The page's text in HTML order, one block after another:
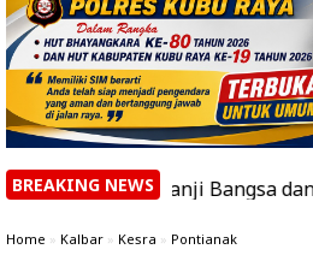
BREAKING NEWS
Panji Bangsa dan Mahasiswa
Home » Kalbar » Kesra » Pontianak